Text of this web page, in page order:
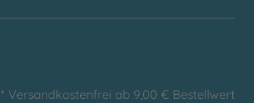
* Versandkostenfrei ab 9,00 € Bestellwert